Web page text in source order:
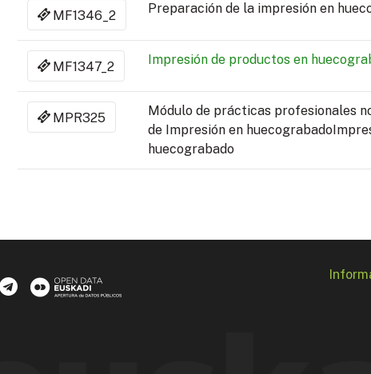
MF1346_2 Preparación de la impresión en
MF1347_2 Impresión de productos en
MPR325
Módulo de prácticas profesionales
de Impresión en
huecograbado